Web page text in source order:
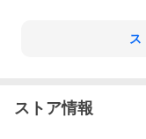
ス
ストア情報